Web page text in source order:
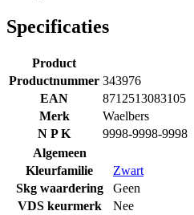
Specificaties
Product
Productnummer 343976
EAN
8712513083105
Merk
Waelbers
N P K
9998-9998-9998
Algemeen
Kleurfamilie
Zwart
Skg waardering
Geen
VDS keurmerk
Nee